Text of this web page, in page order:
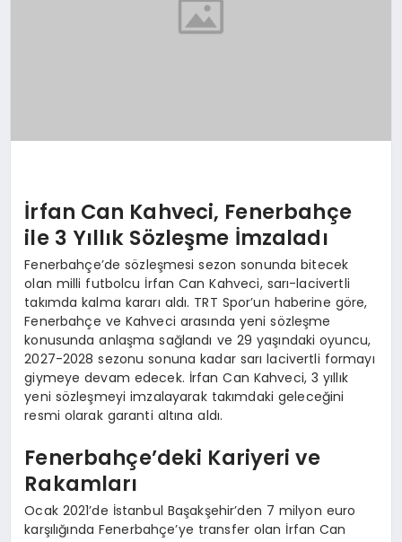
İrfan Can Kahveci, Fenerbahçe
ile 3 Yıllık Sözleşme İmzaladı
Fenerbahçe’de sözleşmesi sezon sonunda bitecek
olan milli futbolcu İrfan Can Kahveci, sarı-lacivertli
takımda kalma kararı aldı. TRT Spor’un haberine göre,
Fenerbahçe ve Kahveci arasında yeni sözleşme
konusunda anlaşma sağlandı ve 29 yaşındaki oyuncu,
2027-2028 sezonu sonuna kadar sarı lacivertli formayı
giymeye devam edecek. İrfan Can Kahveci, 3 yıllık
yeni sözleşmeyi imzalayarak takımdaki geleceğini
resmi olarak garanti altına aldı.
Fenerbahçe’deki Kariyeri ve
Rakamları
Ocak 2021’de İstanbul Başakşehir’den 7 milyon euro
karşılığında Fenerbahçe’ye transfer olan İrfan Can